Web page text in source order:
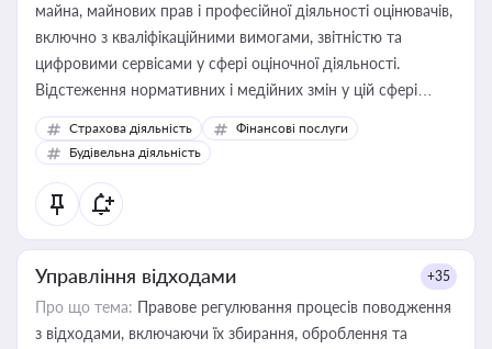
майна, майнових прав і професійної діяльності оцінювачів,
включно з кваліфікаційними вимогами, звітністю та
цифровими сервісами у сфері оціночної діяльності.
Відстеження нормативних і медійних змін у цій сфері
корисне для власника бізнесу, керівника, юриста або
бухгалтера під час оподаткування, приватизації, оренди
державного майна, корпоративних угод і перевірки
статусу суб'єктів оціночної діяльності
Страхова діяльність
Фінансові послуги
Будівельна діяльність
Управління відходами +35
Про що тема: Правове регулювання процесів поводження
з відходами, включаючи їх збирання, оброблення та